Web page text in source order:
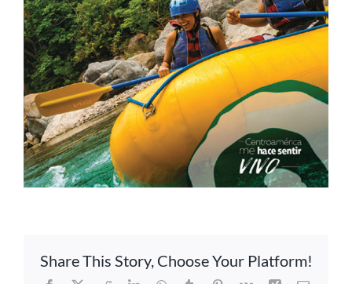
Share This Story, Choose Your Platform!